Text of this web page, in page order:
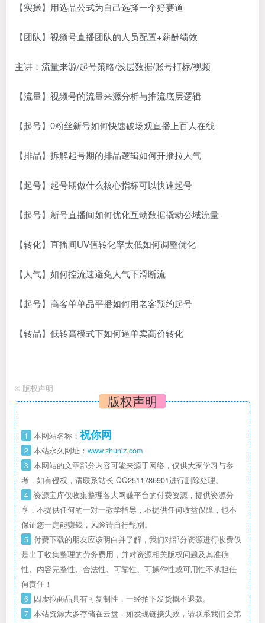
【实操】用选品公式为自己选择一个好赛道
【团队】视频号直播团队的人员配置+薪酬绩效
主讲：流量来源/起号策略/浅层数据/账号打标/视频
【流量】视频号的流量来源分析与推流底层逻辑
【起号】0粉丝新号如何快速破场观直播上百人在线
【排品】拆解起号期的排品逻辑如何开播拉人气
【起号】起号期做什么核心指标可以快速起号
【起号】新号直播间如何优化互动数据撬动公域流量
【转化】直播间UV值转化率太低如何调整优化
【人气】如何控流速避免人气下滑断流
【起号】高客单单品平播如何用老客预约起号
【转品】低转高模式下如何逼单卖高价转化
© 版权声明
版权声明
1 本网站名称： 祝你网
2 本站永久网址： www.zhuniz.com
3 本网站的文章部分内容可能来源于网络，仅供大家学习与参
考，如有侵权，请联系站长 QQ2511786901进行删除处理。
4 资源宝库仅收集整理各大网赚平台的付费资源，提供资源分
享，不提供任何的一对一教学指导，不提供任何收益保障，也不
保证您一定能赚钱，风险请自行甄别。
5 付费下载的朋友应该明白并了解，我们对部分资源进行收费仅
是出于收集整理的劳务费用，并对资源相关版权问题及其准确
性、内容完整性、合法性、可靠性、可操作性或可用性不承担任
何责任！
6 因虚拟商品具有可复制性，一经拍下发货概不退款。
7 本站资源大多存储在云盘，如发现链接失效，请联系我们会第